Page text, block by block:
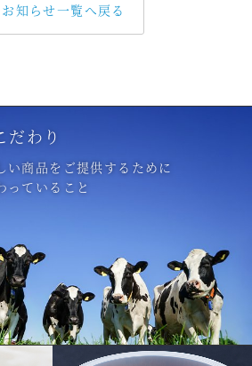
お知らせ一覧へ戻る
だわり
い商品をご提供するために
っていること